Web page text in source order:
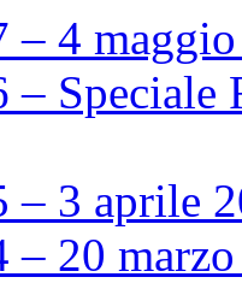
– 4
– Speciale
– 3 aprile
– 20